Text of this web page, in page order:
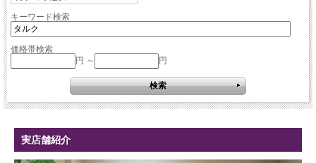
キーワード検索
価格帯検索
円 ～
円
実店舗紹介